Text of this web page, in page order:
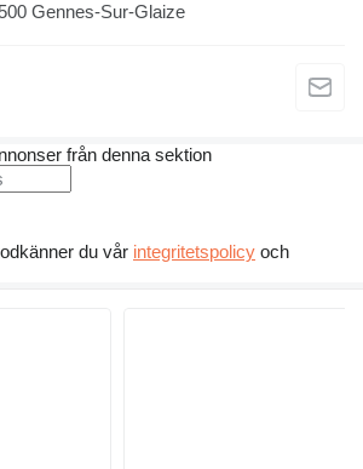
Gennes-Sur-Glaize
från denna sektion
du vår integritetspolicy och